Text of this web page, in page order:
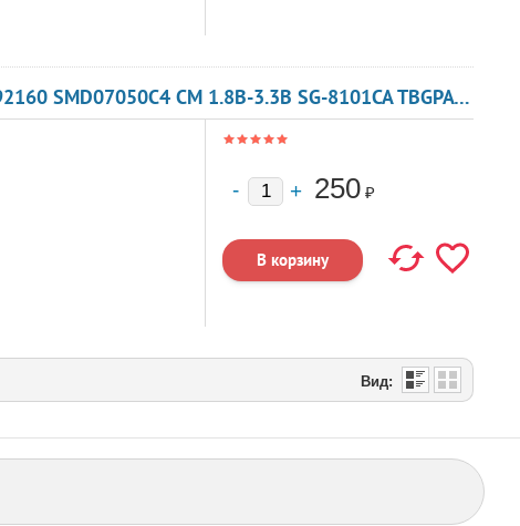
КВАРЦЕВЫЙ ГЕНЕРАТОР 92.160 МГЦ - 92160 SMD07050C4 CM 1.8В-3.3В SG-8101CA TBGPA ИЛИ TBGSA
250 ₽
Вид: